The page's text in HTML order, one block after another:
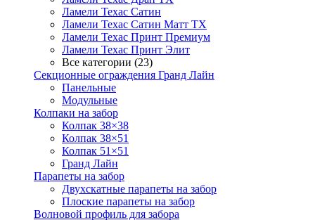
Ламели Техас Сатин
Ламели Техас Сатин Матт ТХ
Ламели Техас Принт Премиум
Ламели Техас Принт Элит
Все категории (23)
Секционные ограждения Гранд Лайн
Панельные
Модульные
Колпаки на забор
Колпак 38×38
Колпак 38×51
Колпак 51×51
Гранд Лайн
Парапеты на забор
Двухскатные парапеты на забор
Плоские парапеты на забор
Волновой профиль для забора